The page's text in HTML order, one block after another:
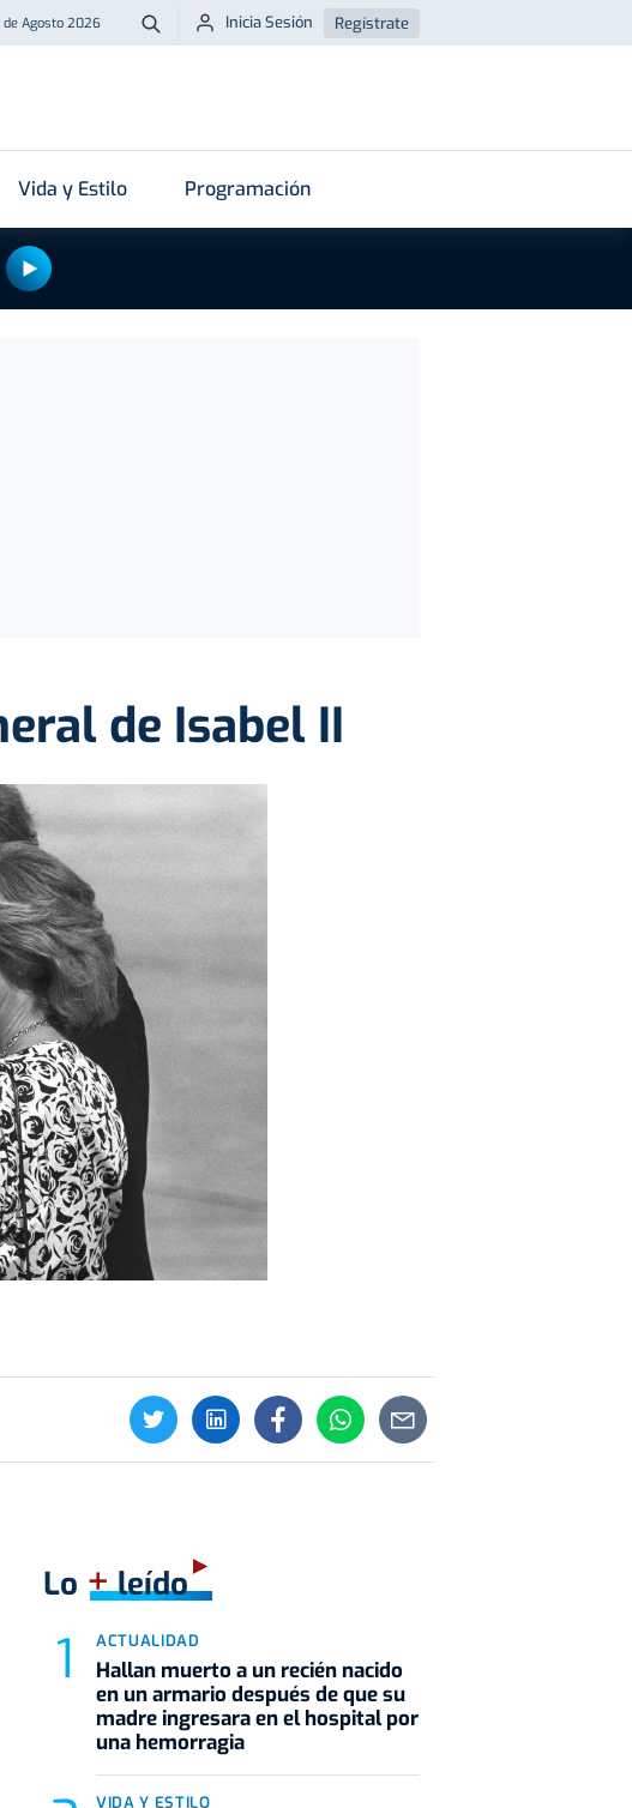
de Agosto 2026 Buscar
Inicia Sesión Regístrate
Vida y Estilo Programación
de Isabel II
Lo +leído
ACTUALIDAD
Hallan muerto a un recién nacido
en un armario después de que su
madre ingresara en el hospital por
una hemorragia
VIDA Y ESTILO